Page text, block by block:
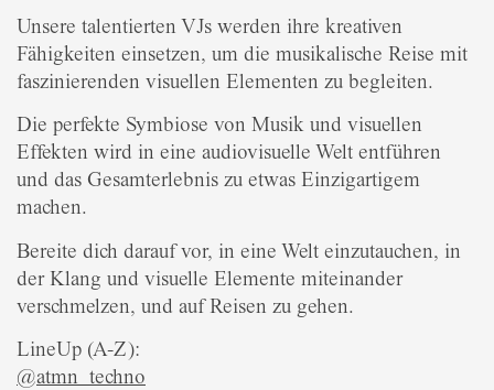
Unsere talentierten VJs werden ihre kreativen
Fähigkeiten einsetzen, um die musikalische Reise mit
faszinierenden visuellen Elementen zu begleiten.
Die perfekte Symbiose von Musik und visuellen
Effekten wird in eine audiovisuelle Welt entführen
und das Gesamterlebnis zu etwas Einzigartigem
machen.
Bereite dich darauf vor, in eine Welt einzutauchen, in
der Klang und visuelle Elemente miteinander
verschmelzen, und auf Reisen zu gehen.
LineUp (A-Z):
@atmn_techno